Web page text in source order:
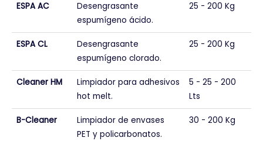
ESPA AC
Desengrasante
espumígeno ácido.
25 - 200 Kg
ESPA CL
Desengrasante
espumígeno clorado.
25 - 200 Kg
Cleaner HM
Limpiador para adhesivos
hot melt.
5 - 25 - 200
Lts
B-Cleaner
Limpiador de envases
PET y policarbonatos.
30 - 200 Kg